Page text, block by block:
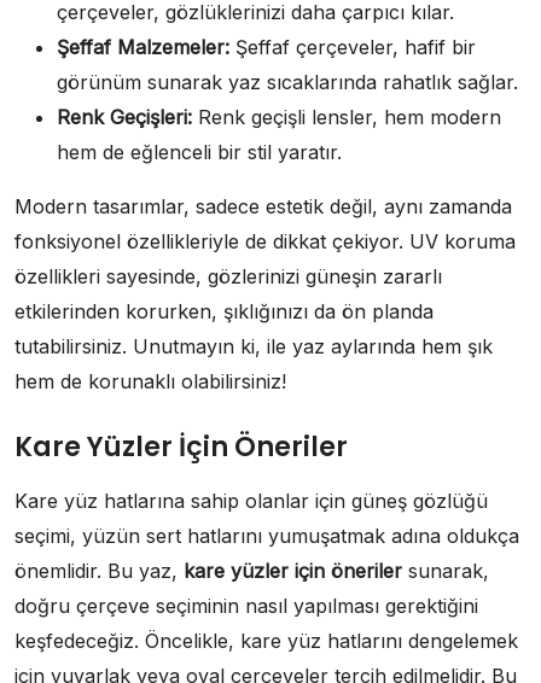
çerçeveler, gözlüklerinizi daha çarpıcı kılar.
Şeffaf Malzemeler: Şeffaf çerçeveler, hafif bir
görünüm sunarak yaz sıcaklarında rahatlık sağlar.
Renk Geçişleri: Renk geçişli lensler, hem modern
hem de eğlenceli bir stil yaratır.
Modern tasarımlar, sadece estetik değil, aynı zamanda
fonksiyonel özellikleriyle de dikkat çekiyor. UV koruma
özellikleri sayesinde, gözlerinizi güneşin zararlı
etkilerinden korurken, şıklığınızı da ön planda
tutabilirsiniz. Unutmayın ki, ile yaz aylarında hem şık
hem de korunaklı olabilirsiniz!
Kare Yüzler İçin Öneriler
Kare yüz hatlarına sahip olanlar için güneş gözlüğü
seçimi, yüzün sert hatlarını yumuşatmak adına oldukça
önemlidir. Bu yaz, kare yüzler için öneriler sunarak,
doğru çerçeve seçiminin nasıl yapılması gerektiğini
keşfedeceğiz. Öncelikle, kare yüz hatlarını dengelemek
için yuvarlak veya oval çerçeveler tercih edilmelidir. Bu